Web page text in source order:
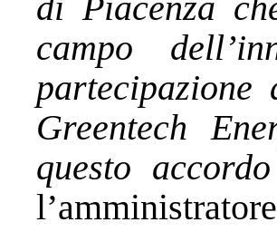
campo
Greentech
questo